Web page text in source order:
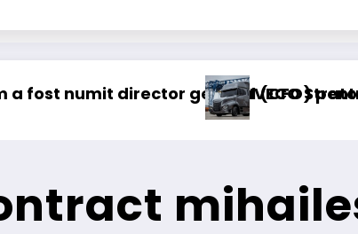
general (CFO) pentru cellcentric
IVECO Strator se întoarce